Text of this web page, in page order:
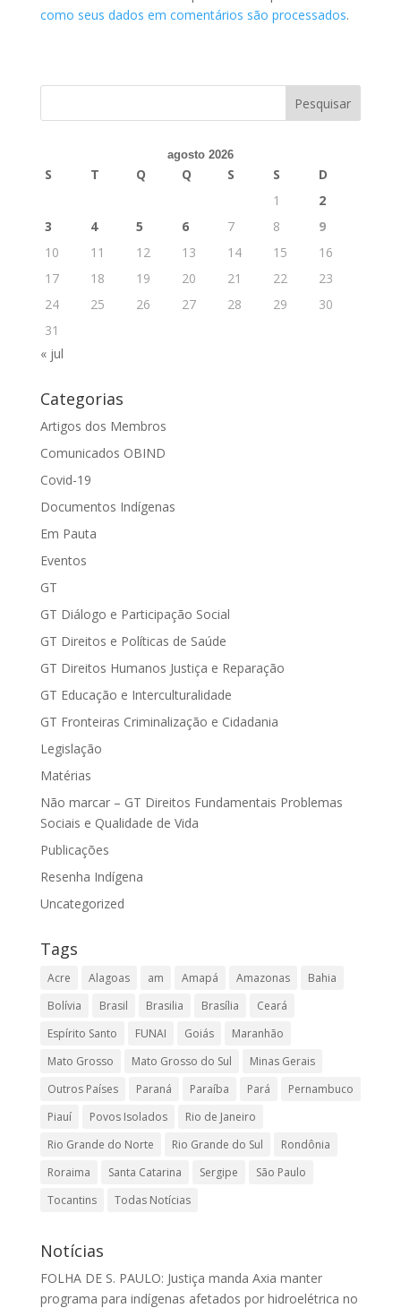
como seus dados em comentários são processados.
agosto 2026
S T Q Q S S
D
1
2
3
4 5 6 7 8
9
10
11 12 13 14 15
16
17
18 19 20 21 22
23
24
25 26 27 28 29
30
31
« jul
Categorias
Artigos dos Membros
Comunicados OBIND
Covid-19
Documentos Indígenas
Em Pauta
Eventos
GT
GT Diálogo e Participação Social
GT Direitos e Políticas de Saúde
GT Direitos Humanos Justiça e Reparação
GT Educação e Interculturalidade
GT Fronteiras Criminalização e Cidadania
Legislação
Matérias
Não marcar – GT Direitos Fundamentais Problemas
Sociais e Qualidade de Vida
Publicações
Resenha Indígena
Uncategorized
Tags
Acre Alagoas am Amapá Amazonas
Bahia
Bolívia
Brasil Brasilia Brasília
Ceará
Espírito Santo
FUNAI Goiás
Maranhão
Mato Grosso
Mato Grosso do Sul
Minas Gerais
Outros Países
Paraná Paraíba Pará
Pernambuco
Piauí
Povos Isolados
Rio de Janeiro
Rio Grande do Norte
Rio Grande do Sul
Rondônia
Roraima
Santa Catarina Sergipe
São Paulo
Tocantins
Todas Notícias
Notícias
FOLHA DE S. PAULO: Justiça manda Axia manter
programa para indígenas afetados por hidroelétrica no